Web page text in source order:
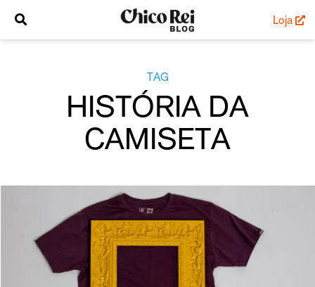
Loja
TAG
HISTÓRIA DA
CAMISETA